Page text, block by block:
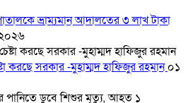
ভ্রাম্যমান আদালতের ৩ লাখ টাকা
করছে সরকার -মুহাম্মদ হাফিজুর রহমান০১